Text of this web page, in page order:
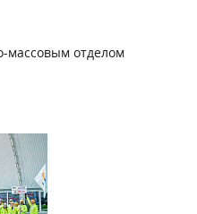
массовым отделом